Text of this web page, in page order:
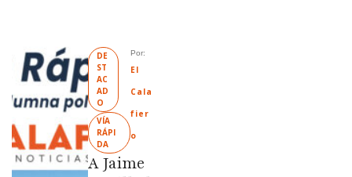
antecedente
s de
prescripción
positiva; uno
fue
revendido
329% por
DE
ST
AC
AD
O
VÍA
RÁPI
DA
Por:
El
Cala
fier
o
A Jaime